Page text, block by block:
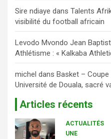
Sire ndiaye dans Talents
visibilité du football africain
Levodo Mvondo Jean
Athlétisme : « Kalkaba
michel dans Basket – Coupe
Université de Douala, sacré
Articles récents
ACTUALITÉS
UNE